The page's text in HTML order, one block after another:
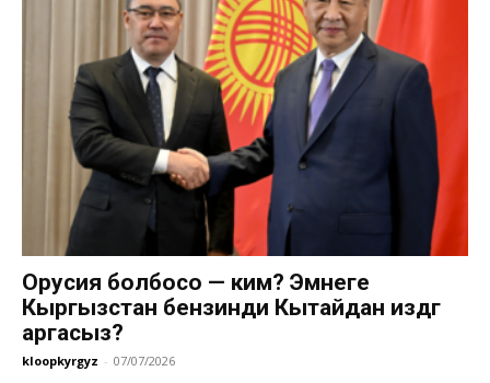
Орусия болбосо — ким? Эмнеге
Кыргызстан бензинди Кытайдан издөөгө
аргасыз?
kloopkyrgyz - 07/07/2026